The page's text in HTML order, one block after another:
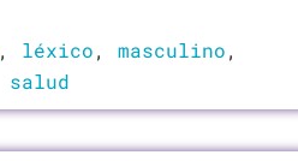
, léxico, masculino,
salud